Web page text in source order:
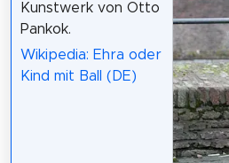
Kunstwerk von Otto
Pankok.
Wikipedia: Ehra oder
Kind mit Ball (DE)